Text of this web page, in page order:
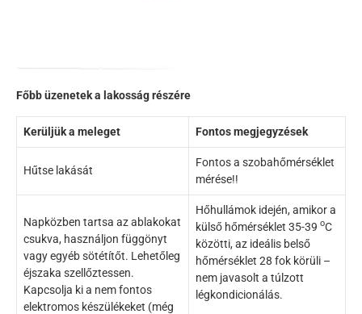
Főbb üzenetek a lakosság részére
Kerüljük a meleget Fontos megjegyzések
Hűtse lakását
Fontos a szobahőmérséklet
mérése!!
Napközben tartsa az ablakokat
csukva, használjon függönyt
vagy egyéb sötétítőt. Lehetőleg
éjszaka szellőztessen.
Kapcsolja ki a nem fontos
elektromos készülékeket (még
Hőhullámok idején, amikor a
külső hőmérséklet 35-39 oC
közötti, az ideális belső
hőmérséklet 28 fok körüli –
nem javasolt a túlzott
légkondicionálás.